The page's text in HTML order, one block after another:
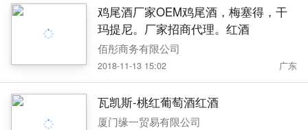
鸡尾酒厂家OEM鸡尾酒，梅塞得，干
玛提尼。厂家招商代理。红酒
佰彤商务有限公司
2018-11-13 15:02 广东
瓦凯斯-桃红葡萄酒红酒
厦门缘一贸易有限公司